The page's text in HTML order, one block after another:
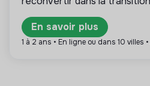
En savoir plus
1 à 2 ans • En ligne ou dans 10 villes